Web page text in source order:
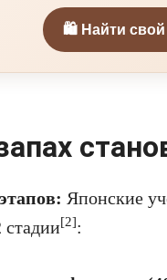
🛍️ Найти свой
Японские
стадии[2]: